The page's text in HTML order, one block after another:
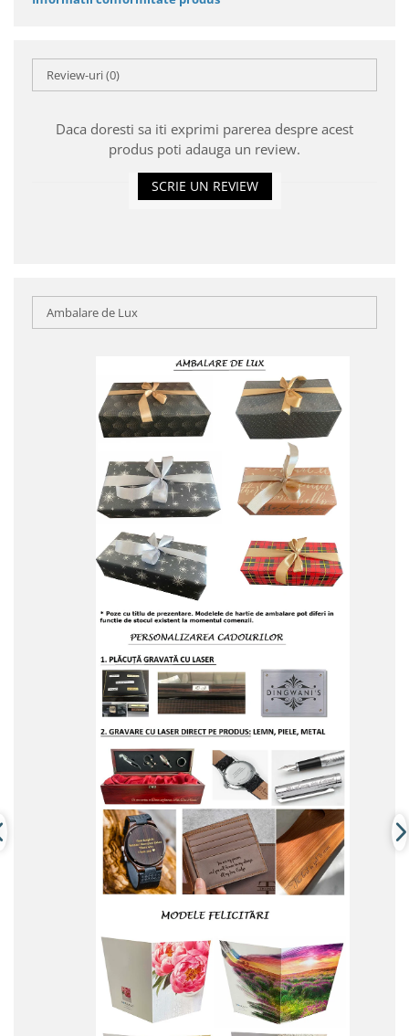
Review-uri(0)
Daca doresti sa iti exprimi parerea despre acest
produs poti adauga un review.
SCRIE UN REVIEW
Ambalare de Lux